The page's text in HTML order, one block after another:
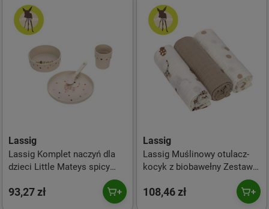
Lassig
Lassig Komplet naczyń dla
dzieci Little Mateys spicy
93,27 zł
Lassig
Lassig Muślinowy otulacz-
kocyk z biobawełny Zestaw 3
szt. 85x85cm Little Mateys
royal blue
108,46 zł